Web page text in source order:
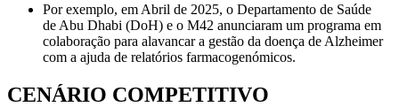
Por exemplo, em Abril de 2025, o Departamento de Saúde
de Abu Dhabi (DoH) e o M42 anunciaram um programa em
colaboração para alavancar a gestão da doença de Alzheimer
com a ajuda de relatórios farmacogenómicos.
CENÁRIO COMPETITIVO